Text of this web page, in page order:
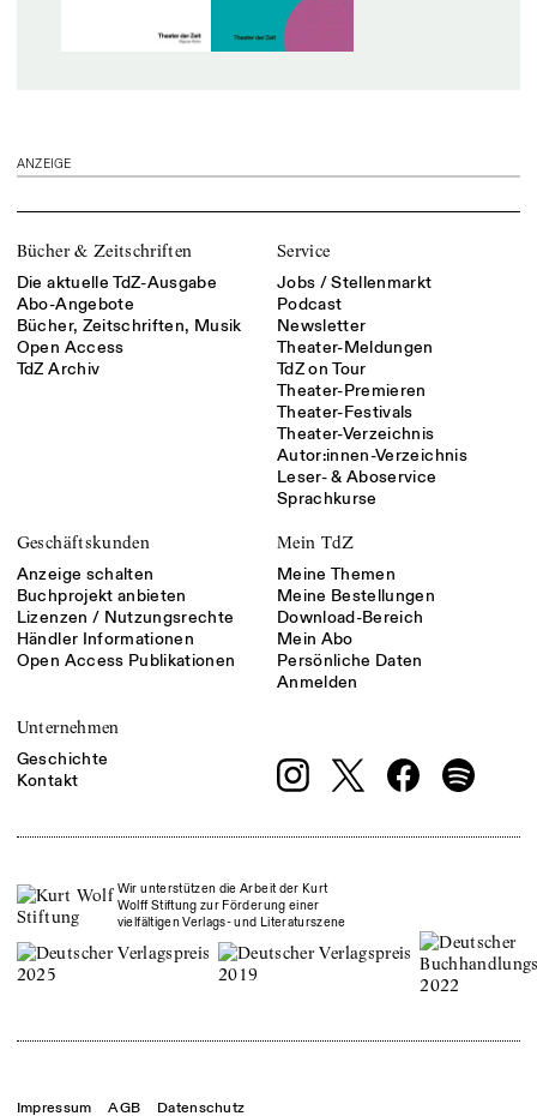
ANZEIGE
Bücher & Zeitschriften
Die aktuelle TdZ-Ausgabe
Abo-Angebote
Bücher, Zeitschriften, Musik
Open Access
TdZ Archiv
Service
Jobs / Stellenmarkt
Podcast
Newsletter
Theater-Meldungen
TdZ on Tour
Theater-Premieren
Theater-Festivals
Theater-Verzeichnis
Autor:innen-Verzeichnis
Leser- & Aboservice
Sprachkurse
Geschäftskunden
Anzeige schalten
Buchprojekt anbieten
Lizenzen / Nutzungsrechte
Händler Informationen
Open Access Publikationen
Mein TdZ
Meine Themen
Meine Bestellungen
Download-Bereich
Mein Abo
Persönliche Daten
Anmelden
Unternehmen
Geschichte
Kontakt
Wir unterstützen die Arbeit der Kurt
Wolff Stiftung zur Förderung einer
vielfältigen Verlags- und Literaturszene
Impressum AGB Datenschutz